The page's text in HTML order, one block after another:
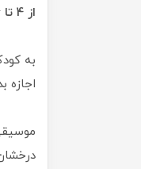
از 4 تا 6 ماهگی
به
اجازه